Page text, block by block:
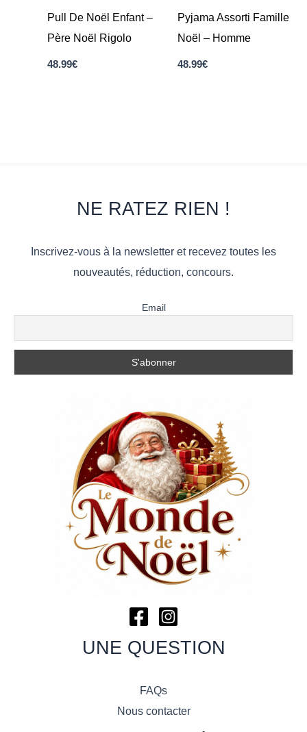
Pull De Noël Enfant –
Père Noël Rigolo
48.99€
Pyjama Assorti Famille
Noël – Homme
48.99€
NE RATEZ RIEN !
Inscrivez-vous à la newsletter et recevez toutes les
nouveautés, réduction, concours.
Email
UNE QUESTION
FAQs
Nous contacter